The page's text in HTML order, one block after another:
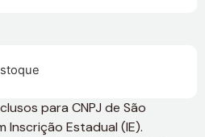
para CNPJ de São
Inscrição Estadual (IE).